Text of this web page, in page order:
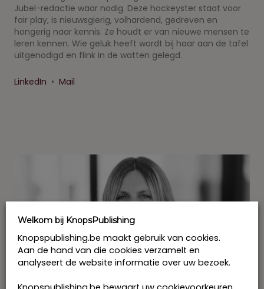
Jubel-redactie waar nodig. Deze hockeyster staat voor
fair play, is nieuwsgierig, volhardend, gedreven en
hongerig naar kennis. Ze houdt er van nieuwe mensen te
leren kennen. Wie geluk heeft wordt bij haar aan de tafel
uitgenodigd en flink in de watten gelegd.
LinkedIn • Mail
Welkom bij KnopsPublishing
Knopspublishing.be maakt gebruik van cookies.
Aan de hand van die cookies verzamelt en
analyseert de website informatie over uw bezoek.